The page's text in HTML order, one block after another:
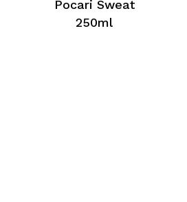
Pocari Sweat
250ml